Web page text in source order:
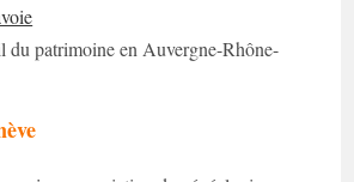
du patrimoine en Auvergne-Rhône-